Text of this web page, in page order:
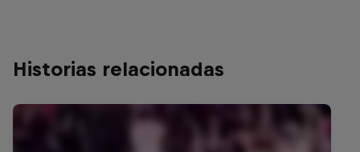
Historias relacionadas